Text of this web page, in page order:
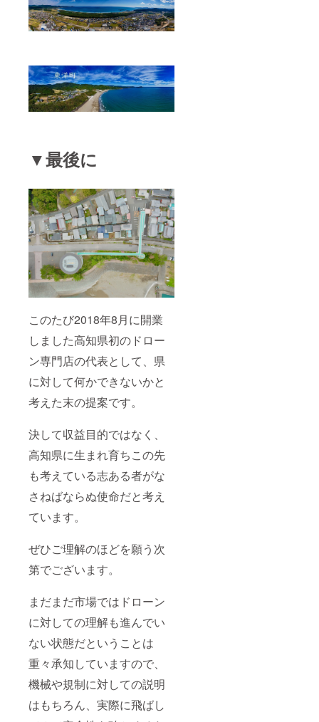
▼最後に
このたび2018年8月に開業
しました高知県初のドロー
ン専門店の代表として、県
に対して何かできないかと
考えた末の提案です。
決して収益目的ではなく、
高知県に生まれ育ちこの先
も考えている志ある者がな
さねばならぬ使命だと考え
ています。
ぜひご理解のほどを願う次
第でございます。
まだまだ市場ではドローン
に対しての理解も進んでい
ない状態だということは
重々承知していますので、
機械や規制に対しての説明
はもちろん、実際に飛ばし